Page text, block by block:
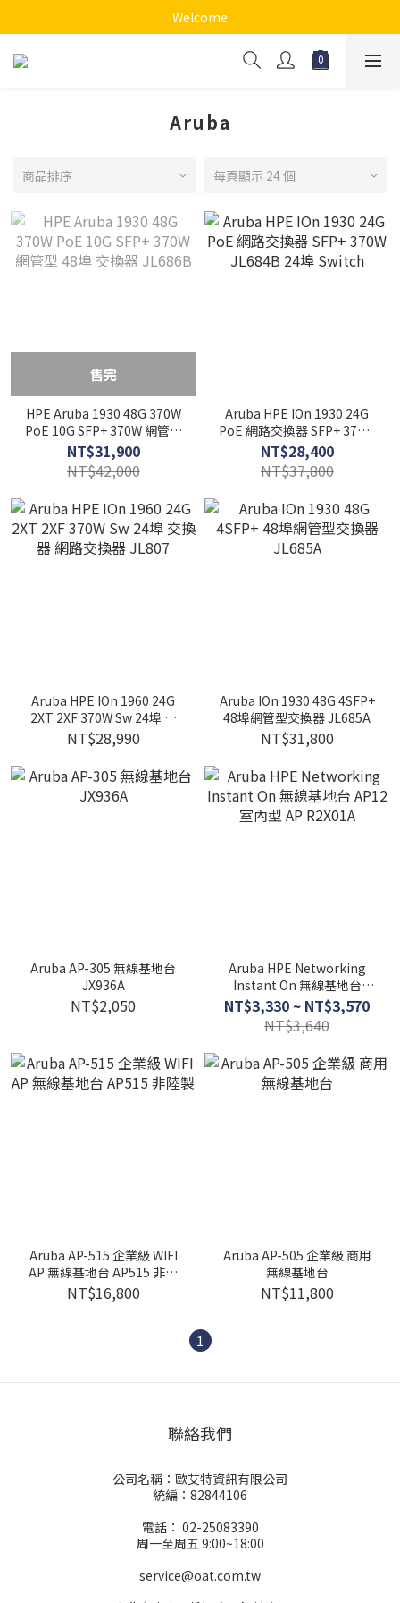
Welcome
Aruba
商品排序 每頁顯示 24 個
售完
HPE Aruba 1930 48G 370W
PoE 10G SFP+ 370W 網管型
48埠 交換器 JL686B
NT$31,900
NT$42,000
Aruba HPE IOn 1930 24G
PoE 網路交換器 SFP+ 370W
JL684B 24埠 Switch
NT$28,400
NT$37,800
Aruba HPE IOn 1960 24G
2XT 2XF 370W Sw 24埠 交
換器 網路交換器 JL807
NT$28,990
Aruba IOn 1930 48G 4SFP+
48埠網管型交換器 JL685A
NT$31,800
Aruba AP-305 無線基地台
JX936A
NT$2,050
Aruba HPE Networking
Instant On 無線基地台
AP12 室內型 AP R2X01A
NT$3,330 ~ NT$3,570
NT$3,640
Aruba AP-515 企業級 WIFI
AP 無線基地台 AP515 非陸
製
NT$16,800
Aruba AP-505 企業級 商用
無線基地台
NT$11,800
1
聯絡我們
公司名稱：歐艾特資訊有限公司
統編：82844106
電話： 02-25083390
周一至周五 9:00~18:00
service@oat.com.tw